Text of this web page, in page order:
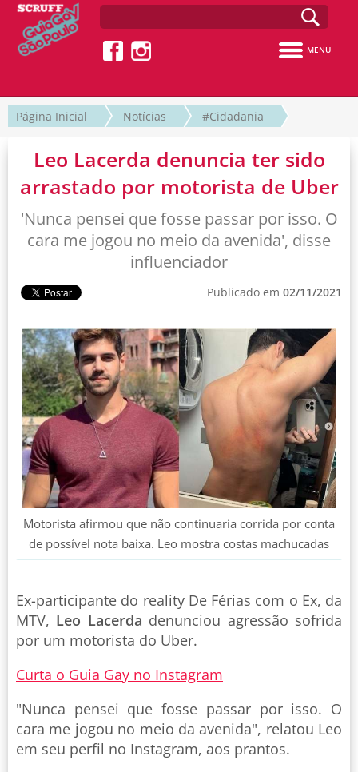
MENU
Página Inicial Notícias #Cidadania
Leo Lacerda denuncia ter sido
arrastado por motorista de Uber
'Nunca pensei que fosse passar por isso. O
cara me jogou no meio da avenida', disse
influenciador
Publicado em 02/11/2021
Motorista afirmou que não continuaria corrida por conta
de possível nota baixa. Leo mostra costas machucadas
Ex-participante do reality De Férias com o Ex, da
MTV, Leo Lacerda denunciou agressão sofrida
por um motorista do Uber.
Curta o Guia Gay no Instagram
"Nunca pensei que fosse passar por isso. O
cara me jogou no meio da avenida", relatou Leo
em seu perfil no Instagram, aos prantos.